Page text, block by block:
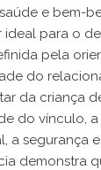
e bem-
ideal para o
pela
do
da criança
do vínculo,
a segurança
demonstra